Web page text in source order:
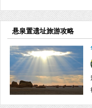
悬泉置遗址旅游攻略